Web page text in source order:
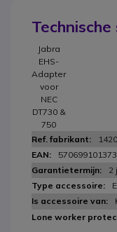
Jabra
EHS-
Adapter
voor
NEC
DT730 &
750
2